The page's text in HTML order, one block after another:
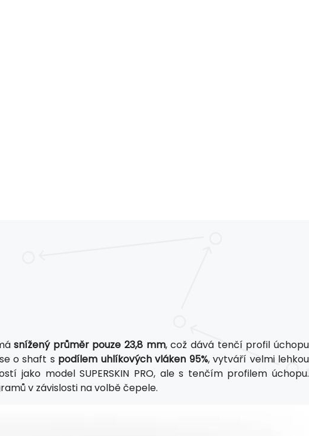
snížený průměr pouze 23,8 mm, což dává tenčí profil úchopu
o shaft s podílem uhlíkových vláken 95%, vytváří velmi lehkou
jako model SUPERSKIN PRO, ale s tenčím profilem úchopu.
v závislosti na volbě čepele.